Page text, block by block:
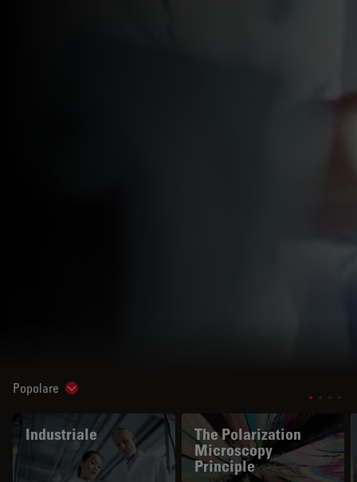
Popolare Show subnavigation
Industriale
The Polarization
Microscopy
Principle